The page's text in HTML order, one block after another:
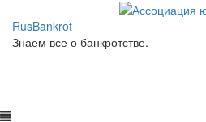
RusBankrot
Знаем все о банкротстве.